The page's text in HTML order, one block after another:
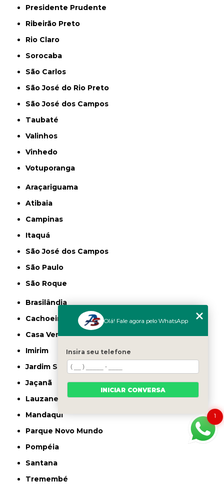
Presidente Prudente
Ribeirão Preto
Rio Claro
Sorocaba
São Carlos
São José do Rio Preto
São José dos Campos
Taubaté
Valinhos
Vinhedo
Votuporanga
Araçariguama
Atibaia
Campinas
Itaquá
São José dos Campos
São Paulo
São Roque
Brasilândia
Cachoeirinha
Casa Verde
Imirim
Jardim São Paulo
Jaçanã
Lauzane Paulista
Mandaqui
Parque Novo Mundo
Pompéia
Santana
Tremembé
1
Olá! Fale agora pelo WhatsApp
Insira seu telefone
INICIAR CONVERSA